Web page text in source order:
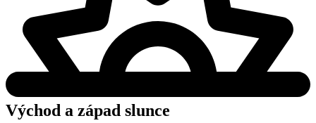
Východ a západ slunce